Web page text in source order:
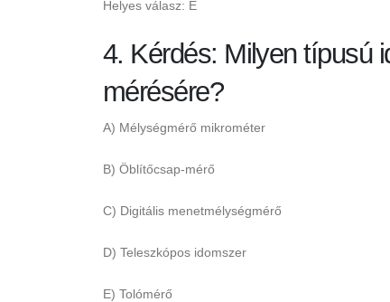
Helyes válasz: E
4. Kérdés: Milyen típusú
mérésére?
A) Mélységmérő mikrométer
B) Öblítőcsap-mérő
C) Digitális menetmélységmérő
D) Teleszkópos idomszer
E) Tolómérő